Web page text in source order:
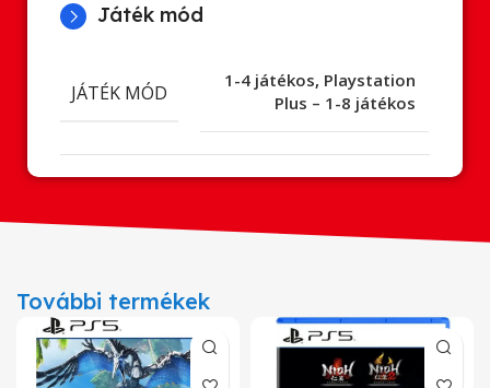
Játék mód
JÁTÉK MÓD
1-4 játékos, Playstation
Plus – 1-8 játékos
További termékek